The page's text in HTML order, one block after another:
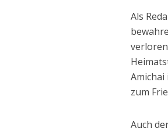
Als
Amichai
zum
Auch